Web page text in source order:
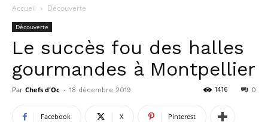
Accueil Découverte
Découverte
Le succès fou des halles
gourmandes à Montpellier
Par Chefs d'Oc - 18 décembre 2019 0
1416
Facebook X Pinterest